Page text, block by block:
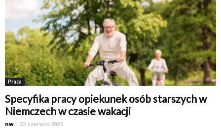
Praca
Specyfika pracy opiekunek osób starszych w
Niemczech w czasie wakacji
nw - 22 czerwca 2026